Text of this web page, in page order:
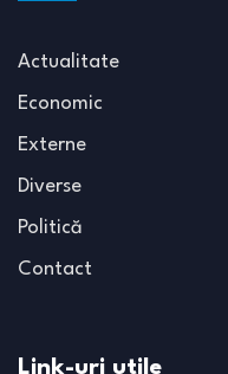
Actualitate
Economic
Externe
Diverse
Politică
Contact
Link-uri utile